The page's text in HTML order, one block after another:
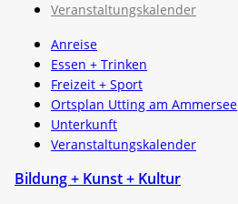
Veranstaltungskalender
Anreise
Essen + Trinken
Freizeit + Sport
Ortsplan Utting am Ammersee
Unterkunft
Veranstaltungskalender
Bildung + Kunst + Kultur